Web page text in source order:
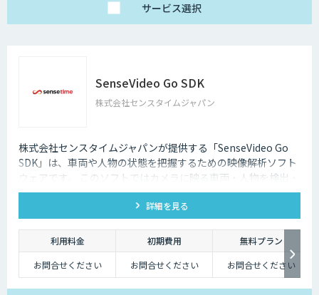
サービス選択
SenseVideo Go SDK
株式会社センスタイムジャパン
株式会社センスタイムジャパンが提供する「SenseVideo Go
SDK」は、車両や人物の状態を把握するための映像解析ソフト
ウェアです。 このソフトではカメラに映る車両・人物を検出・
追跡します。更に四輪車や二輪車の車種・色、人物の性別・年
代・服装などの属性も同時に認識します。
詳細を見る
利用料金 初期費用
無料プラン
お問合せください
お問合せください お問合せください